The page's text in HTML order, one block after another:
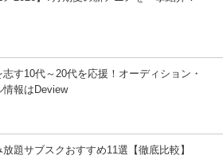
す10代～20代を応援！オーディション・
情報はDeview
題サブスクおすすめ11選【徹底比較】